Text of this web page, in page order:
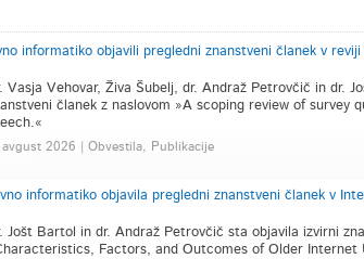
informatiko objavili pregledni znanstveni članek v
Vasja Vehovar, Živa Šubelj, dr. Andraž Petrovčič in dr.
članek z naslovom »A scoping review of survey
2026 | Obvestila, Publikacije
informatiko objavila pregledni znanstveni članek v
Jošt Bartol in dr. Andraž Petrovčič sta objavila izvirni
Factors, and Outcomes of Older Internet